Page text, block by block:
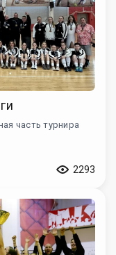
часть турнира
2293